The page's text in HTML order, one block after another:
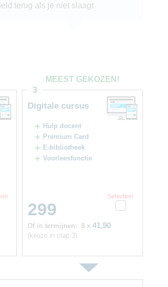
terug als je niet slaagt
MEEST GEKOZEN!
Digitale cursus
Hulp docent
Premium Card
E-bibliotheek
Voorleesfunctie
299
Selecteer
Of in termijnen: 8 x 41,90
(keuze in stap 3)
3